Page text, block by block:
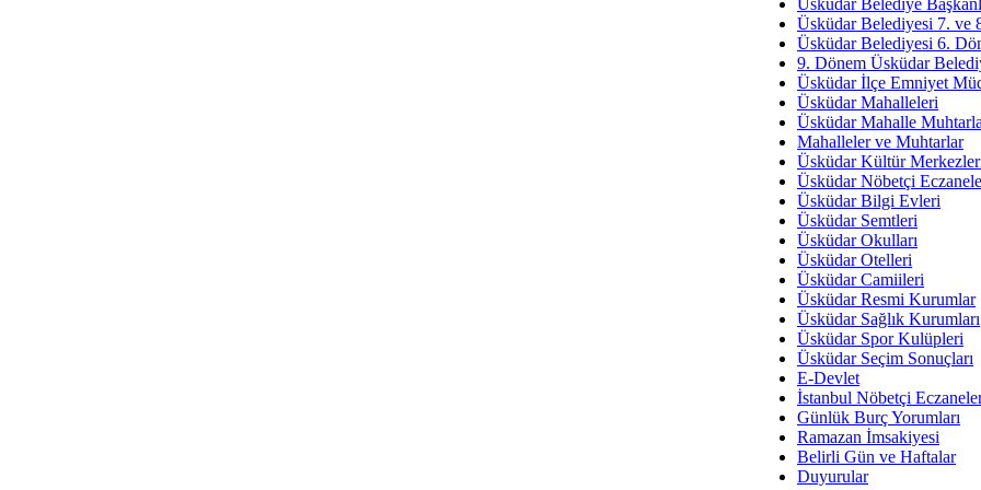
İmar Sorunlarının Genel
Arakan
Bayramın
Ruhsal
Üsküdar
Üsküdar Belediye
Üsküdar Belediyesi 7. ve
Üsküdar Belediyesi 6.
9. Dönem Üsküdar
Üsküdar İlçe Emniyet
Üsküdar Mahalleleri
Üsküdar Mahalle
Mahalleler ve Muhtarlar
Üsküdar Kültür
Üsküdar Nöbetçi
Üsküdar Bilgi Evleri
Üsküdar Semtleri
Üsküdar Okulları
Üsküdar Otelleri
Üsküdar Camiileri
Üsküdar Resmi Kurumlar
Üsküdar Sağlık Kurumları
Üsküdar Spor Kulüpleri
Üsküdar Seçim Sonuçları
E-Devlet
İstanbul Nöbetçi
Günlük Burç Yorumları
Ramazan İmsakiyesi
Belirli Gün ve Haftalar
Duyurular